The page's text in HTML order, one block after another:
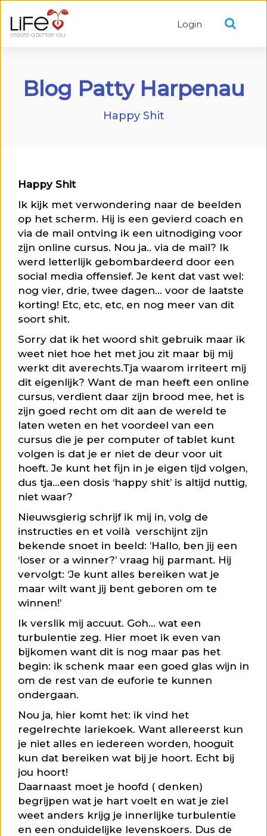
Login
Blog Patty Harpenau
Happy Shit
Happy Shit
Ik kijk met verwondering naar de beelden
op het scherm. Hij is een gevierd coach en
via de mail ontving ik een uitnodiging voor
zijn online cursus. Nou ja.. via de mail? Ik
werd letterlijk gebombardeerd door een
social media offensief. Je kent dat vast wel:
nog vier, drie, twee dagen… voor de laatste
korting! Etc, etc, etc, en nog meer van dit
soort shit.
Sorry dat ik het woord shit gebruik maar ik
weet niet hoe het met jou zit maar bij mij
werkt dit averechts.Tja waarom irriteert mij
dit eigenlijk? Want de man heeft een online
cursus, verdient daar zijn brood mee, het is
zijn goed recht om dit aan de wereld te
laten weten en het voordeel van een
cursus die je per computer of tablet kunt
volgen is dat je er niet de deur voor uit
hoeft. Je kunt het fijn in je eigen tijd volgen,
dus tja…een dosis ‘happy shit’ is altijd nuttig,
niet waar?
Nieuwsgierig schrijf ik mij in, volg de
instructies en et voilà verschijnt zijn
bekende snoet in beeld: ’Hallo, ben jij een
‘loser or a winner?’ vraag hij parmant. Hij
vervolgt: ‘Je kunt alles bereiken wat je
maar wilt want jij bent geboren om te
winnen!’
Ik verslik mij accuut. Goh… wat een
turbulentie zeg. Hier moet ik even van
bijkomen want dit is nog maar pas het
begin: ik schenk maar een goed glas wijn in
om de rest van de euforie te kunnen
ondergaan.
Nou ja, hier komt het: ik vind het
regelrechte lariekoek. Want allereerst kun
je niet alles en iedereen worden, hooguit
kun dat bereiken wat bij je hoort. Echt bij
jou hoort!
Daarnaast moet je hoofd ( denken)
begrijpen wat je hart voelt en wat je ziel
weet anders krijg je innerlijke turbulentie
en een onduidelijke levenskoers. Dus de